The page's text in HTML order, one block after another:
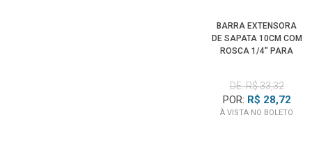
BARRA EXTENSORA
DE SAPATA 10CM COM
ROSCA 1/4" PARA
DE: R$ 33,32
POR: R$ 28,72
À VISTA NO BOLETO